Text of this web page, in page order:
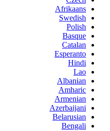
Afrikaans
Swedish
Polish
Basque
Catalan
Esperanto
Hindi
Lao
Albanian
Amharic
Armenian
Azerbaijani
Belarusian
Bengali